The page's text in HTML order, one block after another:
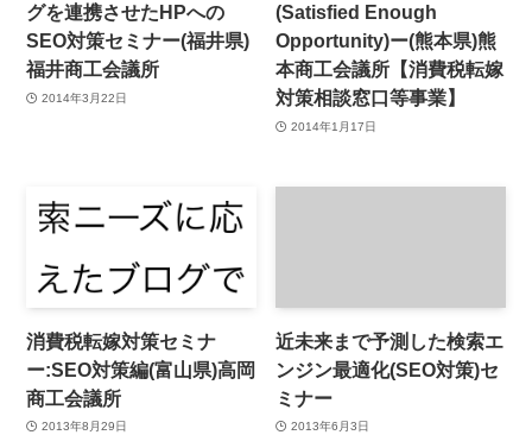
グを連携させたHPへの
SEO対策セミナー(福井県)
福井商工会議所
2014年3月22日
(Satisfied Enough
Opportunity)ー(熊本県)熊
本商工会議所【消費税転嫁
対策相談窓口等事業】
2014年1月17日
消費税転嫁対策セミナ
ー:SEO対策編(富山県)高岡
商工会議所
2013年8月29日
近未来まで予測した検索エ
ンジン最適化(SEO対策)セ
ミナー
2013年6月3日